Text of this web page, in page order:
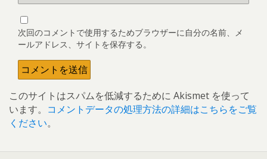
次回のコメントで使用するためブラウザーに自分の名前、メ
ールアドレス、サイトを保存する。
このサイトはスパムを低減するために Akismet を使って
います。 コメントデータの処理方法の詳細はこちらをご覧
ください。